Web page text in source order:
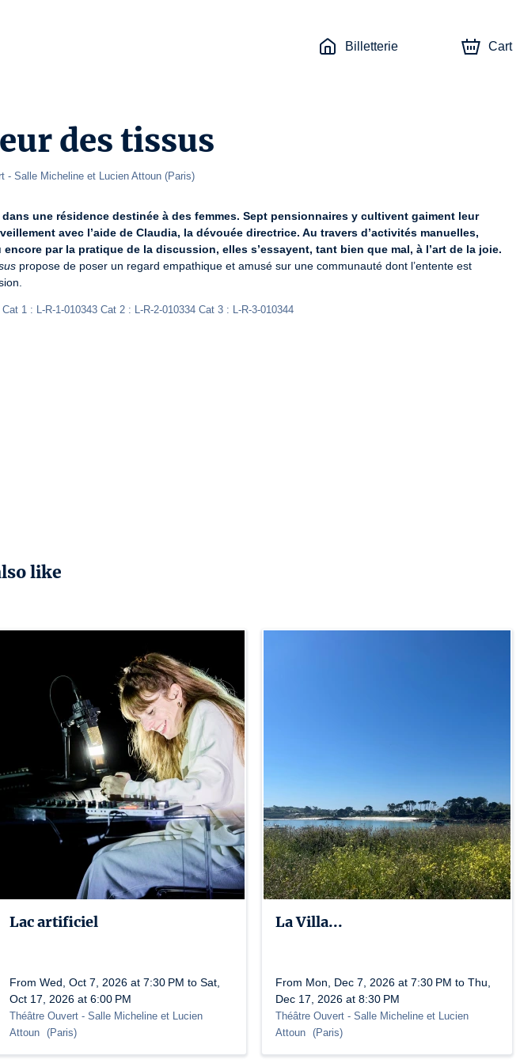
Billetterie Cart
des tissus
- Salle Micheline et Lucien Attoun (Paris)
une résidence destinée à des femmes. Sept pensionnaires y cultivent gaiment leur
avec l’aide de Claudia, la dévouée directrice. Au travers d’activités manuelles,
par la pratique de la discussion, elles s’essayent, tant bien que mal, à l’art de la joie.
propose de poser un regard empathique et amusé sur une communauté dont l’entente est
1 : L-R-1-010343 Cat 2 : L-R-2-010334 Cat 3 : L-R-3-010344
like
Lac artificiel
From Wed, Oct 7, 2026 at 7:30 PM to Sat,
Oct 17, 2026 at 6:00 PM
Théâtre Ouvert - Salle Micheline et Lucien
Attoun (Paris)
La Villa...
From Mon, Dec 7, 2026 at 7:30 PM to Thu,
Dec 17, 2026 at 8:30 PM
Théâtre Ouvert - Salle Micheline et Lucien
Attoun (Paris)